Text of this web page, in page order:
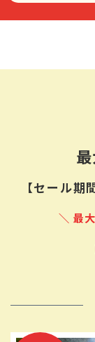
【セール
＼ 最